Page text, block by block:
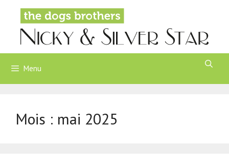
contenu
Menu
Mois : mai 2025